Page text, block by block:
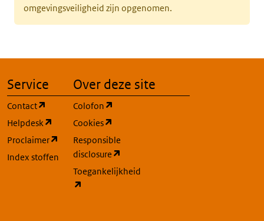
omgevingsveiligheid zijn opgenomen.
Service
Contact
(opent in een nieuw tabblad)
Helpdesk
(opent in een nieuw tabblad)
Proclaimer
(opent in een nieuw tabblad)
Index stoffen
Over deze site
Colofon
Cookies
Responsible
disclosure
Toegankelijkheid